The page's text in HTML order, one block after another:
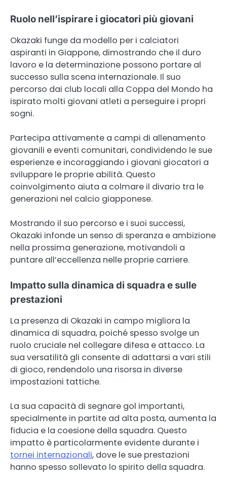
Ruolo nell’ispirare i giocatori più giovani
Okazaki funge da modello per i calciatori
aspiranti in Giappone, dimostrando che il duro
lavoro e la determinazione possono portare al
successo sulla scena internazionale. Il suo
percorso dai club locali alla Coppa del Mondo ha
ispirato molti giovani atleti a perseguire i propri
sogni.
Partecipa attivamente a campi di allenamento
giovanili e eventi comunitari, condividendo le sue
esperienze e incoraggiando i giovani giocatori a
sviluppare le proprie abilità. Questo
coinvolgimento aiuta a colmare il divario tra le
generazioni nel calcio giapponese.
Mostrando il suo percorso e i suoi successi,
Okazaki infonde un senso di speranza e ambizione
nella prossima generazione, motivandoli a
puntare all’eccellenza nelle proprie carriere.
Impatto sulla dinamica di squadra e sulle
prestazioni
La presenza di Okazaki in campo migliora la
dinamica di squadra, poiché spesso svolge un
ruolo cruciale nel collegare difesa e attacco. La
sua versatilità gli consente di adattarsi a vari stili
di gioco, rendendolo una risorsa in diverse
impostazioni tattiche.
La sua capacità di segnare gol importanti,
specialmente in partite ad alta posta, aumenta la
fiducia e la coesione della squadra. Questo
impatto è particolarmente evidente durante i
tornei internazionali, dove le sue prestazioni
hanno spesso sollevato lo spirito della squadra.